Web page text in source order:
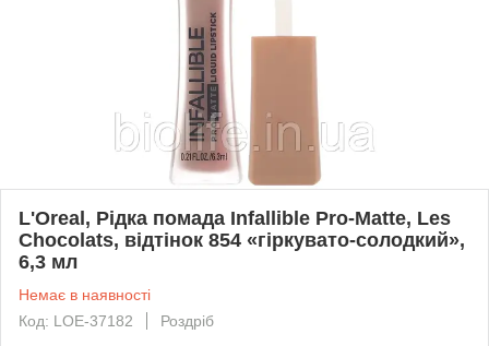
L'Oreal, Рідка помада Infallible Pro-Matte, Les
Chocolats, відтінок 854 «гіркувато-солодкий»,
6,3 мл
Немає в наявності
Код: LOE-37182
Роздріб